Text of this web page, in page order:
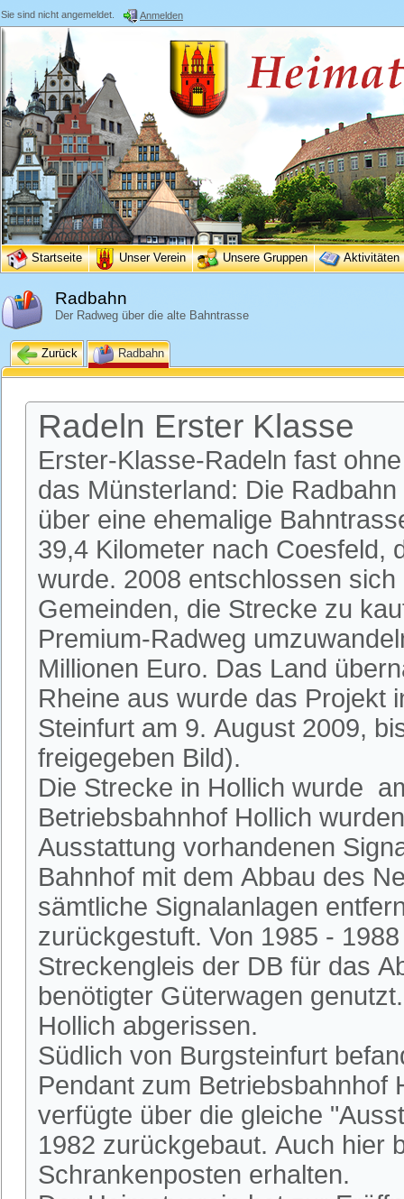
Sie sind nicht angemeldet. Anmelden
Startseite Unser Verein Unsere Gruppen Aktivitäten
Radbahn
Der Radweg über die alte Bahntrasse
Zurück Radbahn
Radeln Erster Klasse
Erster-Klasse-Radeln fast
das Münsterland: Die
über eine ehemalige
39,4 Kilometer nach Coesfeld,
wurde. 2008 entschlossen
Gemeinden, die Strecke zu
Premium-Radweg
Millionen Euro. Das Land
Rheine aus wurde das Projekt
Steinfurt am 9. August 2009,
freigegeben Bild).
Die Strecke in Hollich wurde
Betriebsbahnhof Hollich
Ausstattung vorhandenen
Bahnhof mit dem Abbau des
sämtliche Signalanlagen
zurückgestuft. Von 1985 -
Streckengleis der DB für das
benötigter Güterwagen
Hollich abgerissen.
Südlich von Burgsteinfurt
Pendant zum Betriebsbahnhof
verfügte über die gleiche
1982 zurückgebaut. Auch hier
Schrankenposten erhalten.